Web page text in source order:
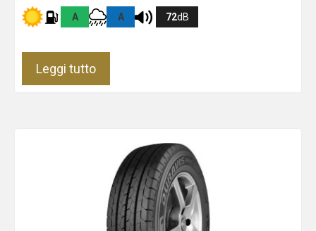
A A 72dB
Leggi tutto